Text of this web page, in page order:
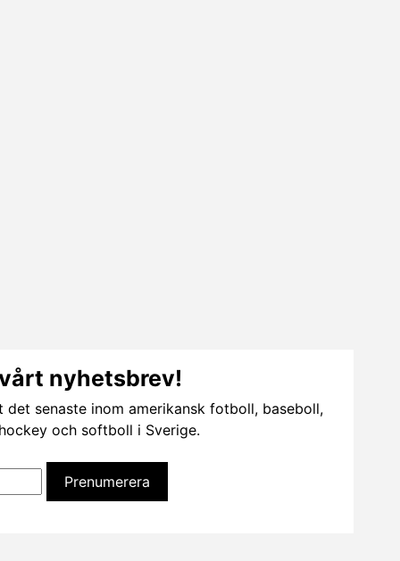
nyhetsbrev!
senaste inom amerikansk fotboll, baseboll,
och softboll i Sverige.